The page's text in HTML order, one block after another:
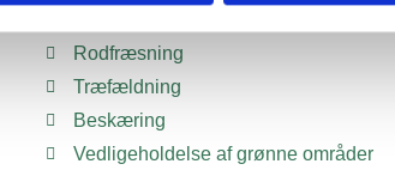
Rodfræsning
Træfældning
Beskæring
Vedligeholdelse af grønne områder